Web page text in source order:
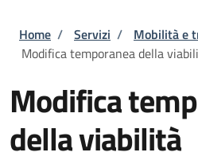
Briciole di pane
Home / Servizi / Mobilità e
Modifica temporanea della
Modifica
della viabilità